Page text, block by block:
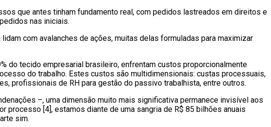
que antes tinham fundamento real, com pedidos lastreados em direitos e
nas iniciais.
com avalanches de ações, muitas delas formuladas para maximizar
do tecido empresarial brasileiro, enfrentam custos proporcionalmente
do trabalho. Estes custos são multidimensionais: custas processuais,
profissionais de RH para gestão do passivo trabalhista, entre outros.
–, uma dimensão muito mais significativa permanece invisível aos
processo [4], estamos diante de uma sangria de R$ 85 bilhões anuais
sim.